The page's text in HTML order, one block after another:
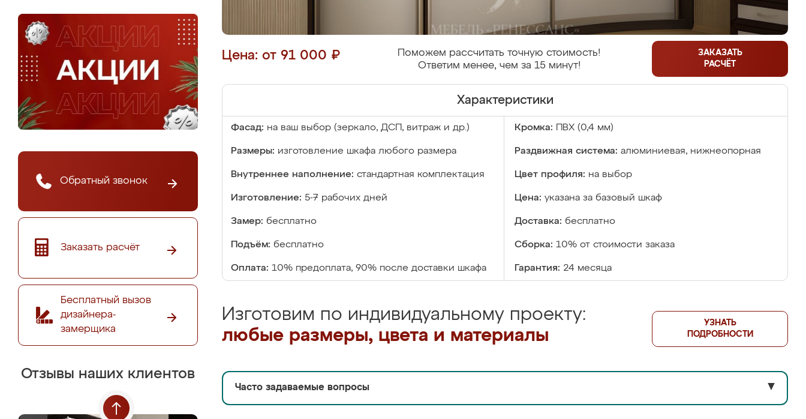
Обратный звонок
Заказать расчёт
Бесплатный вызов
дизайнера-
замерщика
Отзывы наших клиентов
Цена: от 91 000 ₽
Поможем рассчитать точную стоимость!
Ответим менее, чем за 15 минут!
ЗАКАЗАТЬ
РАСЧЁТ
Характеристики
Фасад: на ваш выбор (зеркало, ДСП, витраж и др.) Кромка: ПВХ (0,4 мм)
Размеры: изготовление шкафа любого размера Раздвижная система: алюминиевая, нижнеопорная
Внутреннее наполнение: стандартная комплектация Цвет профиля: на выбор
Изготовление: 5-7 рабочих дней Цена: указана за базовый шкаф
Замер: бесплатно Доставка: бесплатно
Подъём: бесплатно Сборка: 10% от стоимости заказа
Оплата: 10% предоплата, 90% после доставки шкафа Гарантия: 24 месяца
Изготовим по индивидуальному проекту:
любые размеры, цвета и материалы
УЗНАТЬ
ПОДРОБНОСТИ
Часто задаваемые вопросы ▼